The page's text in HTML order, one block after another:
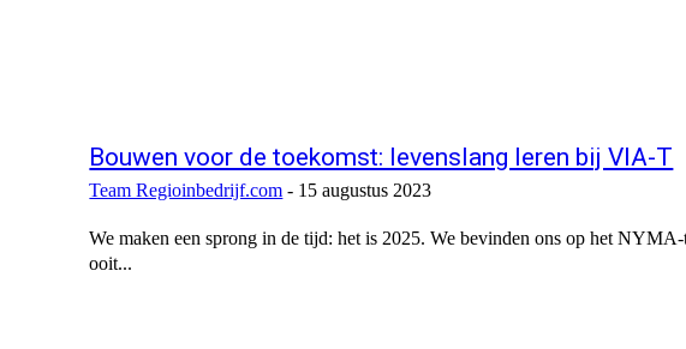
Bouwen voor de toekomst: levenslang leren bij VIA-T
Team Regioinbedrijf.com - 15 augustus 2023
We maken een sprong in de tijd: het is 2025. We bevinden ons op het
ooit...